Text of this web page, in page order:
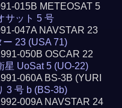
015B METEOSAT 5
サット 5 号
047A NAVSTAR 23
23 (USA 71)
050B OSCAR 22
星 UoSat 5 (UO-22)
060A BS-3B (YURI
3 号 b (BS-3b)
009A NAVSTAR 24